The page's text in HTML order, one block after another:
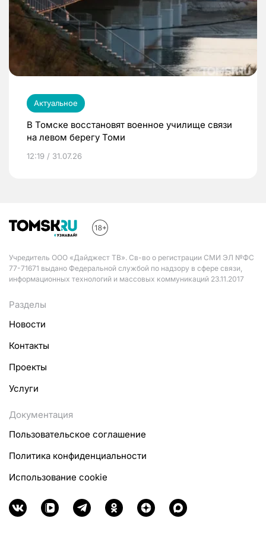
Актуальное
В Томске восстановят военное училище связи
на левом берегу Томи
12:19 / 31.07.26
Учредитель ООО «Дайджест ТВ». Св-во о регистрации СМИ ЭЛ №ФС
77-71671 выдано Федеральной службой по надзору в сфере связи,
информационных технологий и массовых коммуникаций 23.11.2017
Разделы
Новости
Контакты
Проекты
Услуги
Документация
Пользовательское соглашение
Политика конфиденциальности
Использование cookie